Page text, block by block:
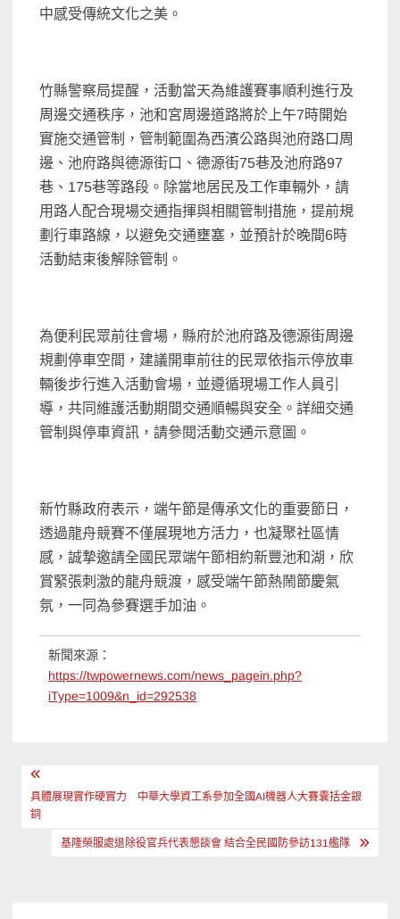
中感受傳統文化之美。
竹縣警察局提醒，活動當天為維護賽事順利進行及
周邊交通秩序，池和宮周邊道路將於上午7時開始
實施交通管制，管制範圍為西濱公路與池府路口周
邊、池府路與德源街口、德源街75巷及池府路97
巷、175巷等路段。除當地居民及工作車輛外，請
用路人配合現場交通指揮與相關管制措施，提前規
劃行車路線，以避免交通壅塞，並預計於晚間6時
活動結束後解除管制。
為便利民眾前往會場，縣府於池府路及德源街周邊
規劃停車空間，建議開車前往的民眾依指示停放車
輛後步行進入活動會場，並遵循現場工作人員引
導，共同維護活動期間交通順暢與安全。詳細交通
管制與停車資訊，請參閱活動交通示意圖。
新竹縣政府表示，端午節是傳承文化的重要節日，
透過龍舟競賽不僅展現地方活力，也凝聚社區情
感，誠摯邀請全國民眾端午節相約新豐池和湖，欣
賞緊張刺激的龍舟競渡，感受端午節熱鬧節慶氣
氛，一同為參賽選手加油。
新聞來源：
https://twpowernews.com/news_pagein.php?
iType=1009&n_id=292538
文
章
具體展現實作硬實力 中華大學資工系參加全國AI機器人大賽囊括金銀
銅
基隆榮服處退除役官兵代表懇談會 結合全民國防參訪131艦隊